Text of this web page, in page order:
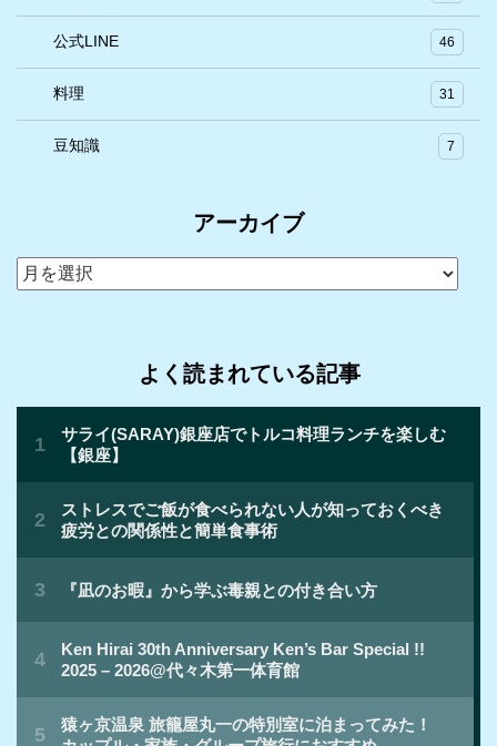
公式LINE 46
料理 31
豆知識 7
アーカイブ
ア
よく読まれている記事